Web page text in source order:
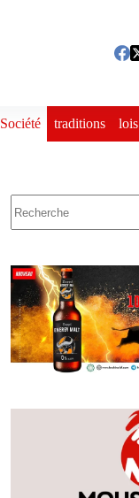
Société traditions lois